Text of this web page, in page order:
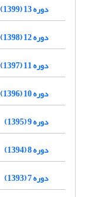
دوره 13 (1399)
دوره 12 (1398)
دوره 11 (1397)
دوره 10 (1396)
دوره 9 (1395)
دوره 8 (1394)
دوره 7 (1393)